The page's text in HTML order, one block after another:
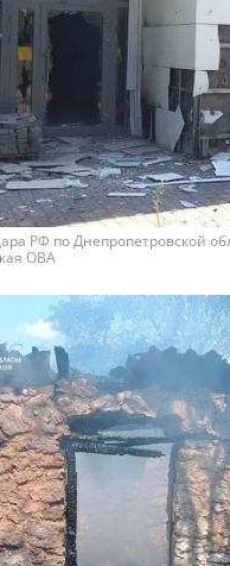
РФ по Днепропетровской
ОВА